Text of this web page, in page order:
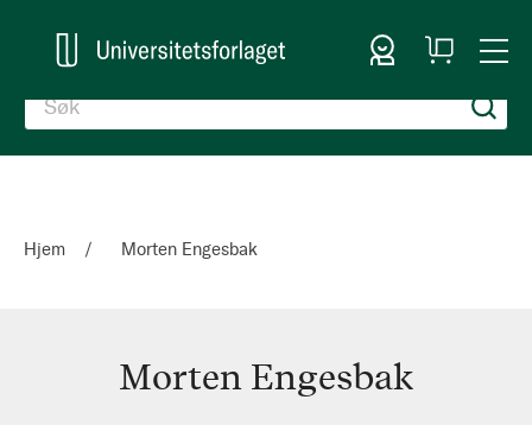
Logg inn
Handlekurv
Hjem Morten Engesbak
Morten Engesbak